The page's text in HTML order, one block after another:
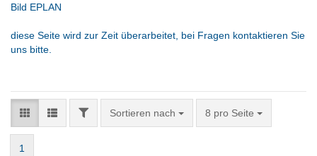
Bild EPLAN
diese Seite wird zur Zeit überarbeitet, bei Fragen kontaktieren Sie
uns bitte.
FILTERSortieren nach
Sortieren nach 8 pro Seite
pro Seite
1